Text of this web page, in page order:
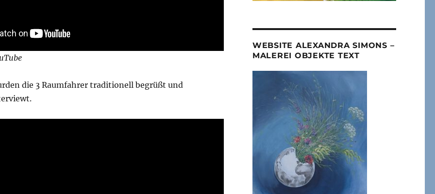
die 3 Raumfahrer traditionell begrüßt und
WEBSITE ALEXANDRA SIMONS –
MALEREI OBJEKTE TEXT